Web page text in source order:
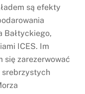
są efekty
Bałtyckiego,
ICES. Im
się zarezerwować
srebrzystych